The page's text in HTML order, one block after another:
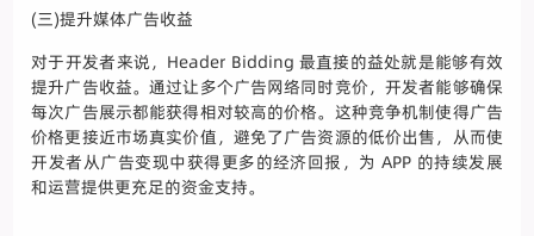
(三)提升媒体广告收益
对于开发者来说，Header Bidding 最直接的益处就是能够有效
提升广告收益。通过让多个广告网络同时竞价，开发者能够确保
每次广告展示都能获得相对较高的价格。这种竞争机制使得广告
价格更接近市场真实价值，避免了广告资源的低价出售，从而使
开发者从广告变现中获得更多的经济回报，为 APP 的持续发展
和运营提供更充足的资金支持。